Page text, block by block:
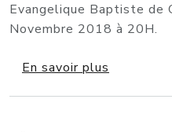
Evangelique Baptiste de
Novembre 2018 à 20H.
En savoir plus